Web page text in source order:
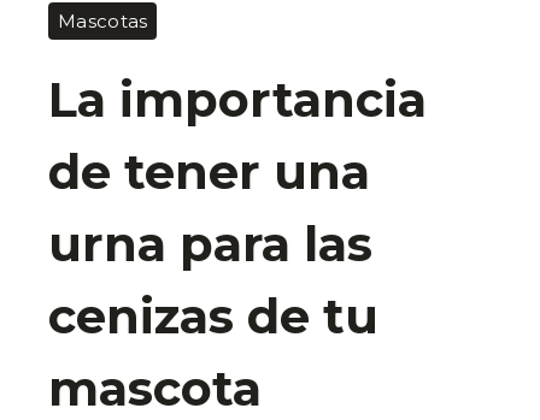
Mascotas
La importancia
de tener una
urna para las
cenizas de tu
mascota